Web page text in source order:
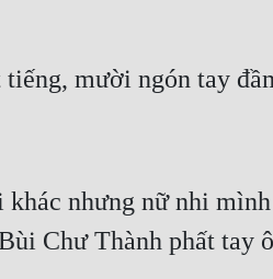
mười ngón tay
nhưng nữ nhi
Chư Thành phất tay